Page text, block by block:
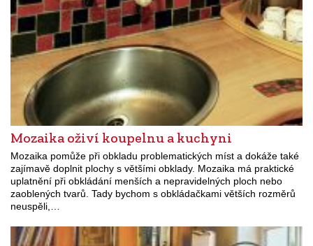
Mozaika oživí koupelnu a kuchyni
Mozaika pomůže při obkladu problematických míst a dokáže také
zajímavě doplnit plochy s většími obklady. Mozaika má praktické
uplatnění při obkládání menších a nepravidelných ploch nebo
zaoblených tvarů. Tady bychom s obkládačkami větších rozměrů
neuspěli,…